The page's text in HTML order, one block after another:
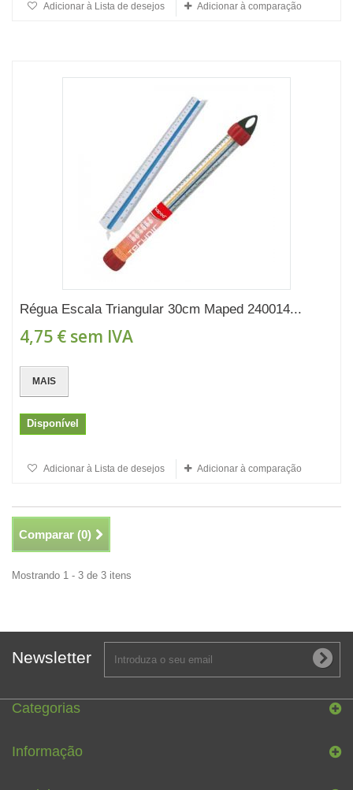
Adicionar à Lista de desejos Adicionar à comparação
Régua Escala Triangular 30cm Maped 240014...
4,75 € sem IVA
MAIS
Disponível
Adicionar à Lista de desejos Adicionar à comparação
Comparar (0)
Mostrando 1 - 3 de 3 itens
Newsletter
Categorias
Informação